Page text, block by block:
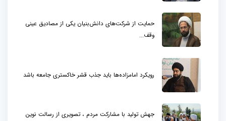
حمایت از شرکت‌های دانش‌بنیان یکی از مصادیق عینی
وقف...
رویکرد امامزاده‌ها باید جذب قشر خاکستری جامعه باشد
جهش تولید با مشارکت مردم ، تصویری از رسالت نوین